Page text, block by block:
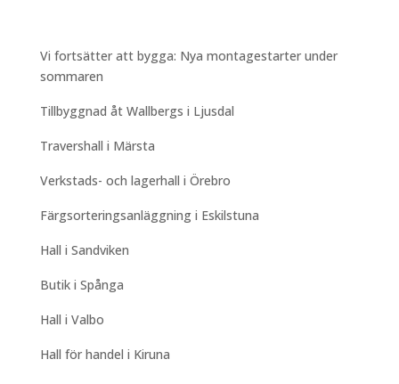
Vi fortsätter att bygga: Nya montagestarter under
sommaren
Tillbyggnad åt Wallbergs i Ljusdal
Travershall i Märsta
Verkstads- och lagerhall i Örebro
Färgsorteringsanläggning i Eskilstuna
Hall i Sandviken
Butik i Spånga
Hall i Valbo
Hall för handel i Kiruna